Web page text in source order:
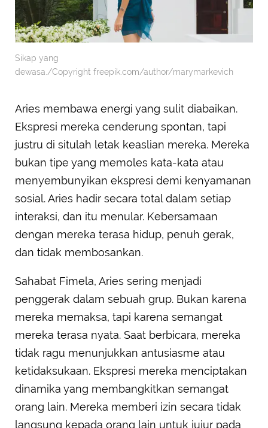
Sikap yang
dewasa./Copyright freepik.com/author/marymarkevich
Aries membawa energi yang sulit diabaikan.
Ekspresi mereka cenderung spontan, tapi
justru di situlah letak keaslian mereka. Mereka
bukan tipe yang memoles kata-kata atau
menyembunyikan ekspresi demi kenyamanan
sosial. Aries hadir secara total dalam setiap
interaksi, dan itu menular. Kebersamaan
dengan mereka terasa hidup, penuh gerak,
dan tidak membosankan.
Sahabat Fimela, Aries sering menjadi
penggerak dalam sebuah grup. Bukan karena
mereka memaksa, tapi karena semangat
mereka terasa nyata. Saat berbicara, mereka
tidak ragu menunjukkan antusiasme atau
ketidaksukaan. Ekspresi mereka menciptakan
dinamika yang membangkitkan semangat
orang lain. Mereka memberi izin secara tidak
langsung kepada orang lain untuk jujur pada